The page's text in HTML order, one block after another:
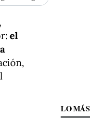
el
LO MÁS